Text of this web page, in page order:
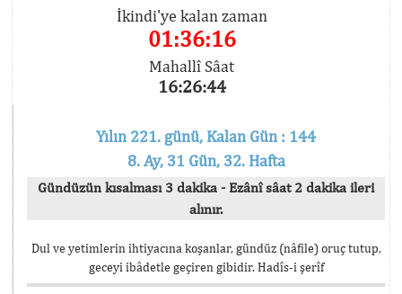
İkindi'ye kalan zaman
01:36:16
Mahallî Sâat
16:26:44
Yılın 221. günü, Kalan Gün : 144
8. Ay, 31 Gün, 32. Hafta
Gündüzün kısalması 3 dakika - Ezânî sâat 2 dakika ileri
alınır.
Dul ve yetimlerin ihtiyacına koşanlar, gündüz (nâfile) oruç tutup,
geceyi ibâdetle geçiren gibidir. Hadîs-i şerîf